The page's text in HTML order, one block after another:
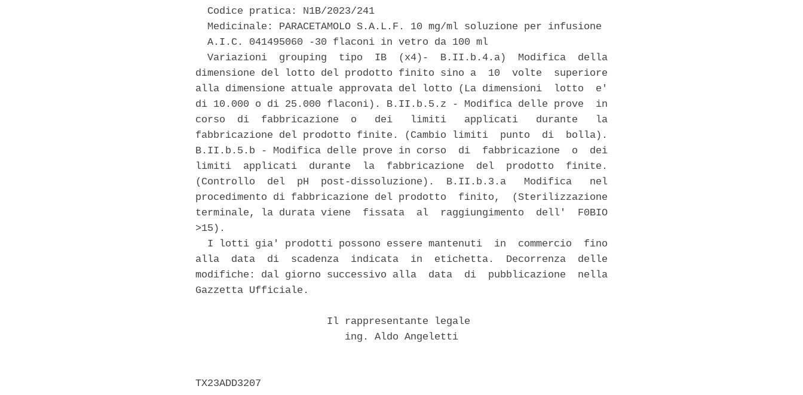
  Codice pratica: N1B/2023/241
  Medicinale: PARACETAMOLO S.A.L.F. 10 mg/ml soluzione per infusione
  A.I.C. 041495060 -30 flaconi in vetro da 100 ml
  Variazioni  grouping  tipo  IB  (x4)-  B.II.b.4.a)  Modifica  della
dimensione del lotto del prodotto finito sino a  10  volte  superiore
alla dimensione attuale approvata del lotto (La dimensioni  lotto  e'
di 10.000 o di 25.000 flaconi). B.II.b.5.z - Modifica delle prove  in
corso  di  fabbricazione  o   dei   limiti   applicati   durante   la
fabbricazione del prodotto finite. (Cambio limiti  punto  di  bolla).
B.II.b.5.b - Modifica delle prove in corso  di  fabbricazione  o  dei
limiti  applicati  durante  la  fabbricazione  del  prodotto  finite.
(Controllo  del  pH  post-dissoluzione).  B.II.b.3.a   Modifica   nel
procedimento di fabbricazione del prodotto  finito,  (Sterilizzazione
terminale, la durata viene  fissata  al  raggiungimento  dell'  F0BIO
>15).
  I lotti gia' prodotti possono essere mantenuti  in  commercio  fino
alla  data  di  scadenza  indicata  in  etichetta.  Decorrenza  delle
modifiche: dal giorno successivo alla  data  di  pubblicazione  nella
Gazzetta Ufficiale.
                      Il rappresentante legale
                         ing. Aldo Angeletti